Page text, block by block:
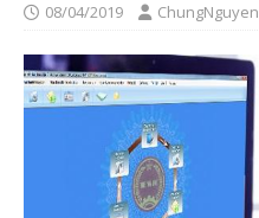
08/04/2019 ChungNguyen